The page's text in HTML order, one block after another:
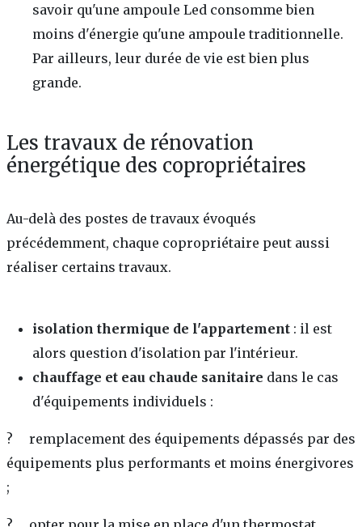
savoir qu'une ampoule Led consomme bien
moins d'énergie qu'une ampoule traditionnelle.
Par ailleurs, leur durée de vie est bien plus
grande.
Les travaux de rénovation
énergétique des copropriétaires
Au-delà des postes de travaux évoqués
précédemment, chaque copropriétaire peut aussi
réaliser certains travaux.
isolation thermique de l'appartement : il est
alors question d'isolation par l'intérieur.
chauffage et eau chaude sanitaire dans le cas
d'équipements individuels :
? remplacement des équipements dépassés par des
équipements plus performants et moins énergivores
;